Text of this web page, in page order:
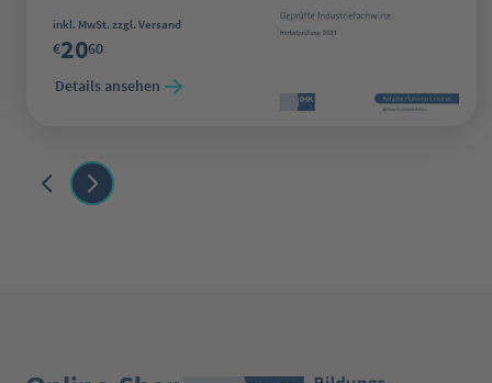
Regulärer Preis:
inkl. MwSt. zzgl. Versand
€2060
Details ansehen